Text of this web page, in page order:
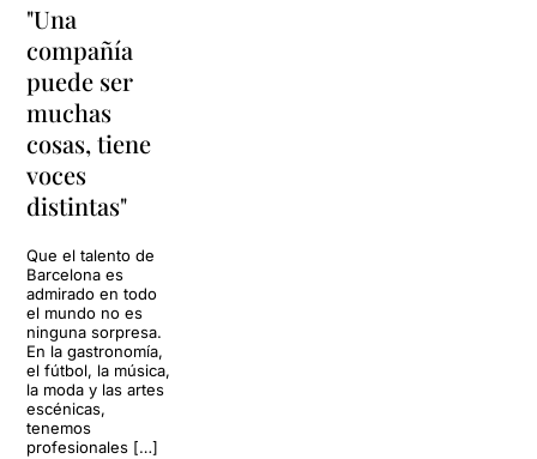
"Una
compañía
puede ser
muchas
cosas, tiene
voces
distintas"
Que el talento de
Barcelona es
admirado en todo
el mundo no es
ninguna sorpresa.
En la gastronomía,
el fútbol, la música,
la moda y las artes
escénicas,
tenemos
profesionales […]